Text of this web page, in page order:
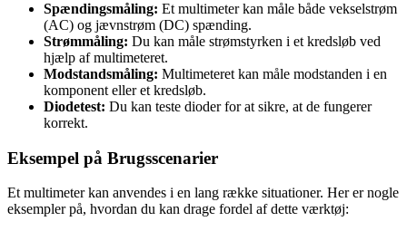
Spændingsmåling: Et multimeter kan måle både vekselstrøm
(AC) og jævnstrøm (DC) spænding.
Strømmåling: Du kan måle strømstyrken i et kredsløb ved
hjælp af multimeteret.
Modstandsmåling: Multimeteret kan måle modstanden i en
komponent eller et kredsløb.
Diodetest: Du kan teste dioder for at sikre, at de fungerer
korrekt.
Eksempel på Brugsscenarier
Et multimeter kan anvendes i en lang række situationer. Her er nogle
eksempler på, hvordan du kan drage fordel af dette værktøj: